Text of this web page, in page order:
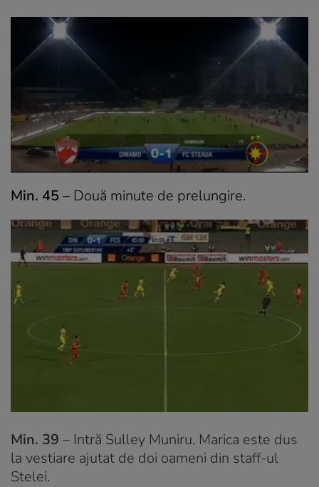
Min. 45 – Două minute de prelungire.
Min. 39 – Intră Sulley Muniru. Marica este dus
la vestiare ajutat de doi oameni din staff-ul
Stelei.